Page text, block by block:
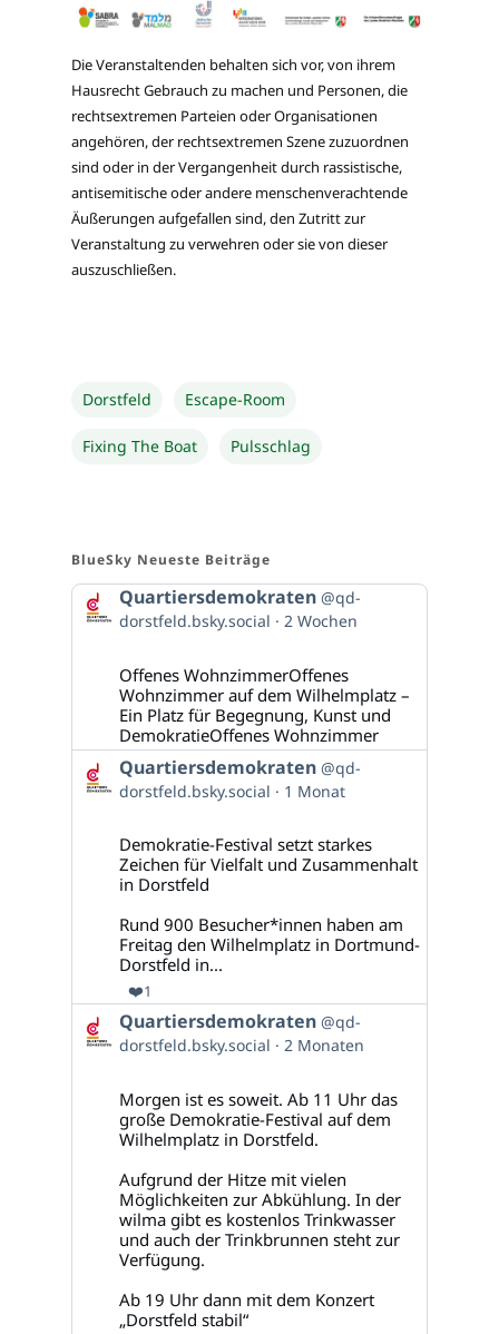
Die Veranstaltenden behalten sich vor, von ihrem
Hausrecht Gebrauch zu machen und Personen, die
rechtsextremen Parteien oder Organisationen
angehören, der rechtsextremen Szene zuzuordnen
sind oder in der Vergangenheit durch rassistische,
antisemitische oder andere menschenverachtende
Äußerungen aufgefallen sind, den Zutritt zur
Veranstaltung zu verwehren oder sie von dieser
auszuschließen.
Dorstfeld Escape-Room
Fixing The Boat Pulsschlag
BlueSky Neueste Beiträge
Beitrag
von
Quartiersdemokraten
Bluesky
ansehen
Quartiersdemokraten @qd-
dorstfeld.bsky.social
2 Wochen
Offenes WohnzimmerOffenes
Wohnzimmer auf dem Wilhelmplatz –
Ein Platz für Begegnung, Kunst und
DemokratieOffenes Wohnzimmer
Beitrag
von
Quartiersdemokraten
Bluesky
ansehen
Quartiersdemokraten @qd-
dorstfeld.bsky.social
1 Monat
Demokratie-Festival setzt starkes
Zeichen für Vielfalt und Zusammenhalt
in Dorstfeld
Rund 900 Besucher*innen haben am
Freitag den Wilhelmplatz in Dortmund-
Dorstfeld in...
❤️1
Beitrag
von
Quartiersdemokraten
Bluesky
ansehen
Quartiersdemokraten @qd-
dorstfeld.bsky.social
2 Monaten
Morgen ist es soweit. Ab 11 Uhr das
große Demokratie-Festival auf dem
Wilhelmplatz in Dorstfeld.
Aufgrund der Hitze mit vielen
Möglichkeiten zur Abkühlung. In der
wilma gibt es kostenlos Trinkwasser
und auch der Trinkbrunnen steht zur
Verfügung.
Ab 19 Uhr dann mit dem Konzert
„Dorstfeld stabil“